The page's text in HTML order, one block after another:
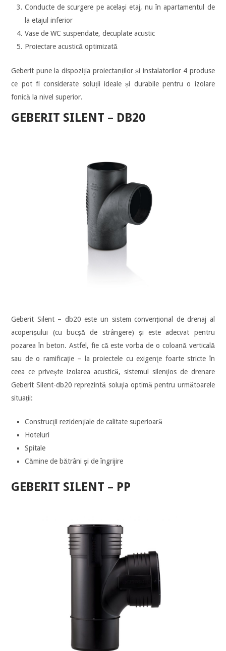
Conducte de scurgere pe acelaşi etaj, nu în apartamentul de
la etajul inferior
Vase de WC suspendate, decuplate acustic
Proiectare acustică optimizată
Geberit pune la dispoziția proiectanților și instalatorilor 4 produse
ce pot fi considerate soluții ideale și durabile pentru o izolare
fonică la nivel superior.
GEBERIT SILENT – DB20
Geberit Silent – db20 este un sistem convențional de drenaj al
acoperișului (cu bucșă de strângere) și este adecvat pentru
pozarea în beton. Astfel, fie că este vorba de o coloană verticală
sau de o ramificaţie – la proiectele cu exigenţe foarte stricte în
ceea ce priveşte izolarea acustică, sistemul silenţios de drenare
Geberit Silent-db20 reprezintă soluţia optimă pentru următoarele
situații:
Construcţii rezidenţiale de calitate superioară
Hoteluri
Spitale
Cămine de bătrâni şi de îngrijire
GEBERIT SILENT – PP